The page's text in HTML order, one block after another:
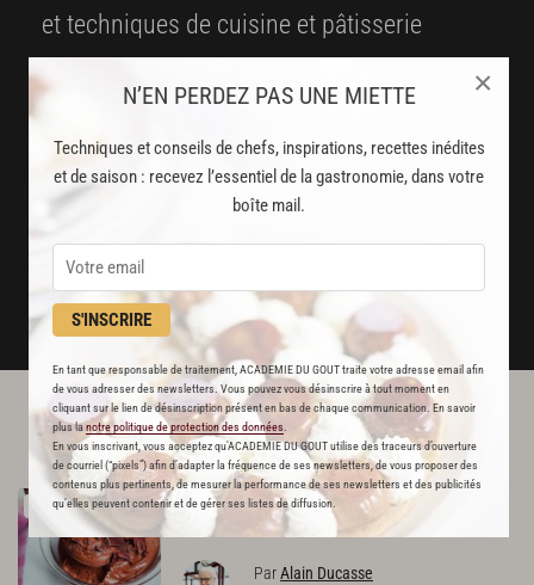
N’EN PERDEZ PAS UNE MIETTE
Techniques et conseils de chefs, inspirations, recettes inédites
et de saison : recevez l’essentiel de la gastronomie, dans votre
boîte mail.
S'INSCRIRE
En tant que responsable de traitement, ACADEMIE DU GOUT traite votre adresse email afin
de vous adresser des newsletters. Vous pouvez vous désinscrire à tout moment en
cliquant sur le lien de désinscription présent en bas de chaque communication. En savoir
plus lanotre politique de protection des données
En vous inscrivant, vous acceptez qu'ACADEMIE DU GOUT utilise des traceurs d’ouverture
de courriel (“pixels”) afin d’adapter la fréquence de ses newsletters, de vous proposer des
contenus plus pertinents, de mesurer la performance de ses newsletters et des publicités
qu’elles peuvent contenir et de gérer ses listes de diffusion.
×
et techniques de cuisine et pâtisserie
Des nouveautés
disponibles chaque semaine
Stop pub
un service garanti sans publicité
DÉJÀ ABONNÉ(E) ? JE ME CONNECTE
L'ACADÉMIE DU GOÛT VOUS
RECOMMANDE
RECETTE OFFERTE ! Mousse au chocolat
2213
ParAlain Ducasse